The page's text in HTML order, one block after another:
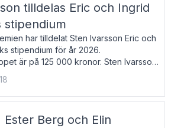
tilldelas Eric och Ingrid
stipendium
har tilldelat Sten Ivarsson Eric och
stipendium för år 2026.
är på 125 000 kronor. Sten Ivarsson,
vid
i Trelleborg. Här har han på
Ester Berg och Elin